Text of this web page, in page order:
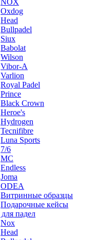
NOX
Oxdog
Head
Bullpadel
Siux
Babolat
Wilson
Vibor-A
Varlion
Royal Padel
Prince
Black Crown
Heroe's
Hydrogen
Tecnifibre
Luna Sports
7/6
MC
Endless
Joma
ODEA
Витринные образцы
Подарочные кейсы
падел
Nox
Head